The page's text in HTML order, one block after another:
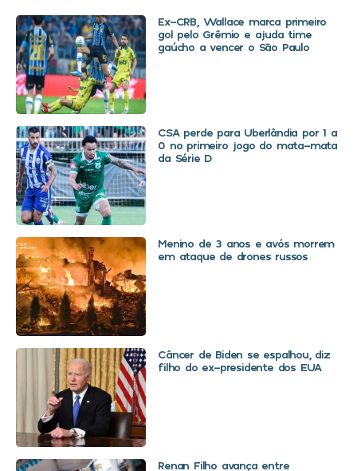
Ex-CRB, Wallace marca primeiro
gol pelo Grêmio e ajuda time
gaúcho a vencer o São Paulo
CSA perde para Uberlândia por 1 a
0 no primeiro jogo do mata-mata
da Série D
Menino de 3 anos e avós morrem
em ataque de drones russos
Câncer de Biden se espalhou, diz
filho do ex-presidente dos EUA
Renan Filho avança entre